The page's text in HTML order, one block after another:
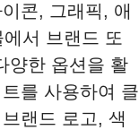
콘, 그래픽, 애
서 브랜드 또
양한 옵션을 활
를 사용하여 클
랜드 로고, 색